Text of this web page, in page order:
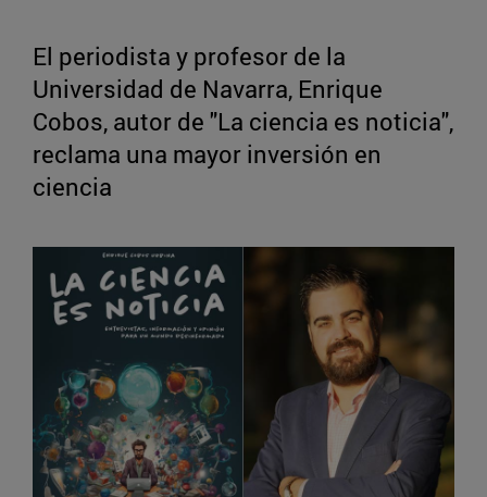
El periodista y profesor de la
Universidad de Navarra, Enrique
Cobos, autor de "La ciencia es noticia",
reclama una mayor inversión en
ciencia